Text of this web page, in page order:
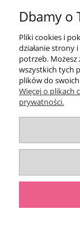
Dbamy o
Pliki cookies i
działanie strony
potrzeb. Możesz
wszystkich tych
plików do
Więcej o plikach
prywatności.